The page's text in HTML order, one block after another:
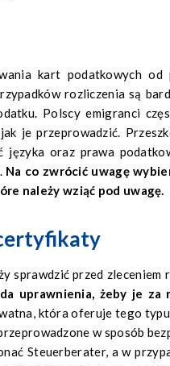
kart podatkowych
rozliczenia są
Polscy emigranci
je przeprowadzić.
języka oraz prawa
Na co zwrócić uwagę
należy wziąć pod uwagę.
sprawdzić przed
uprawnienia, żeby je za
która oferuje tego
w sposób
Steuerberater, a w